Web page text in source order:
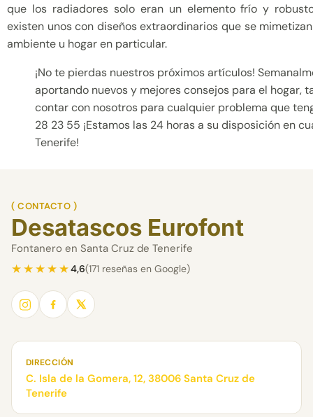
que los radiadores solo eran un elemento frío y
existen unos con diseños extraordinarios que se
ambiente u hogar en particular.
¡No te pierdas nuestros próximos artículos!
aportando nuevos y mejores consejos para el hogar,
contar con nosotros para cualquier problema que
28 23 55 ¡Estamos las 24 horas a su disposición en
Tenerife!
( CONTACTO )
Desatascos Eurofont
Fontanero en Santa Cruz de Tenerife
★★★★★4,6(171 reseñas en Google)
DIRECCIÓN
C. Isla de la Gomera, 12, 38006 Santa Cruz de
Tenerife